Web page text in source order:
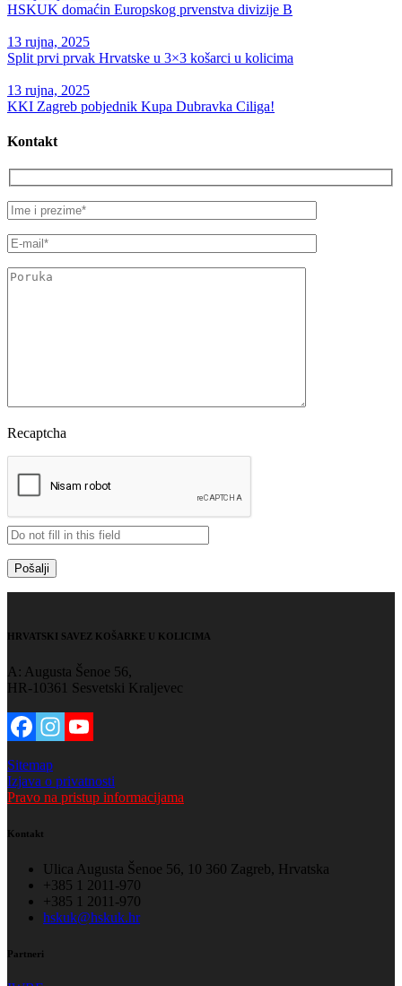
HSKUK domaćin Europskog prvenstva divizije B
13 rujna, 2025
Split prvi prvak Hrvatske u 3×3 košarci u kolicima
13 rujna, 2025
KKI Zagreb pobjednik Kupa Dubravka Ciliga!
Kontakt
Recaptcha
HRVATSKI SAVEZ KOŠARKE U KOLICIMA
A: Augusta Šenoe 56,
HR-10361 Sesvetski Kraljevec
Sitemap
Izjava o privatnosti
Pravo na pristup informacijama
Kontakt
Ulica Augusta Šenoe 56, 10 360 Zagreb, Hrvatska
+385 1 2011-970
+385 1 2011-970
hskuk@hskuk.hr
Partneri